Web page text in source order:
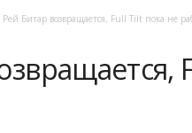
Рей Битар возвращается, Full Tilt пока не